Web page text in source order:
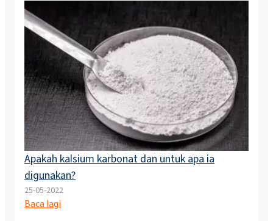
Apakah kalsium karbonat dan untuk apa ia
digunakan?
25-05-2022
Baca lagi